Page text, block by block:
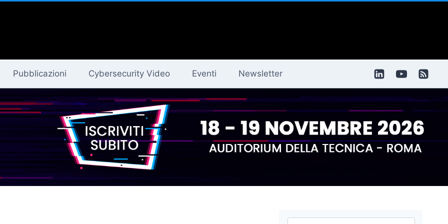
Pubblicazioni Cybersecurity Video Eventi Newsletter